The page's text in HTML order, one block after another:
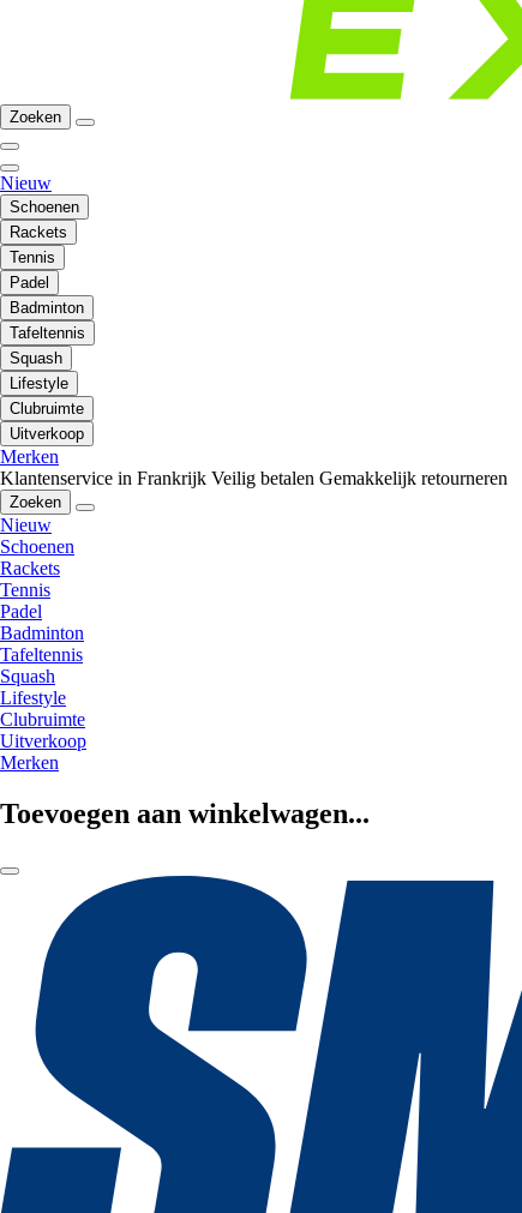
Zoeken
Nieuw
Schoenen
Rackets
Tennis
Padel
Badminton
Tafeltennis
Squash
Lifestyle
Clubruimte
Uitverkoop
Merken
Klantenservice in Frankrijk Veilig betalen Gemakkelijk retourneren
Zoeken
Nieuw
Schoenen
Rackets
Tennis
Padel
Badminton
Tafeltennis
Squash
Lifestyle
Clubruimte
Uitverkoop
Merken
Toevoegen aan winkelwagen...